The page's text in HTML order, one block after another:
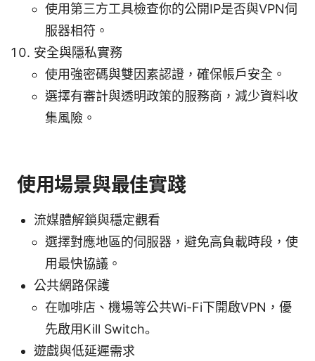
使用第三方工具檢查你的公開IP是否與VPN伺
服器相符。
安全與隱私實務
使用強密碼與雙因素認證，確保帳戶安全。
選擇有審計與透明政策的服務商，減少資料收
集風險。
使用場景與最佳實踐
流媒體解鎖與穩定觀看
選擇對應地區的伺服器，避免高負載時段，使
用最快協議。
公共網路保護
在咖啡店、機場等公共Wi-Fi下開啟VPN，優
先啟用Kill Switch。
遊戲與低延遲需求